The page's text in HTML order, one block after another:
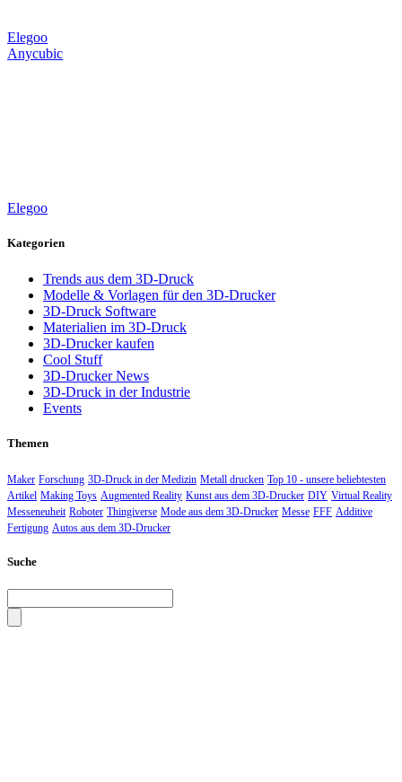
Elegoo
Anycubic
Elegoo
Kategorien
Trends aus dem 3D-Druck
Modelle & Vorlagen für den 3D-Drucker
3D-Druck Software
Materialien im 3D-Druck
3D-Drucker kaufen
Cool Stuff
3D-Drucker News
3D-Druck in der Industrie
Events
Themen
Maker Forschung 3D-Druck in der Medizin Metall drucken Top 10 - unsere beliebtesten
Artikel Making Toys Augmented Reality Kunst aus dem 3D-Drucker DIY Virtual Reality
Messeneuheit Roboter Thingiverse Mode aus dem 3D-Drucker Messe FFF Additive
Fertigung Autos aus dem 3D-Drucker
Suche